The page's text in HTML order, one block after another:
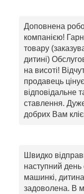
Доповнена
компанією!
товару
дитині)
на висоті!
продавець
відповідальне
ставлення. Дуже
добрих Вам
Швидко
наступний
машинкі, дитина
задоволена. В